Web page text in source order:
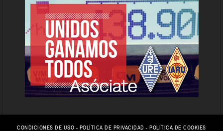
CONDICIONES DE USO - POLÍTICA DE PRIVACIDAD -POLÍTICA DE COOKIES